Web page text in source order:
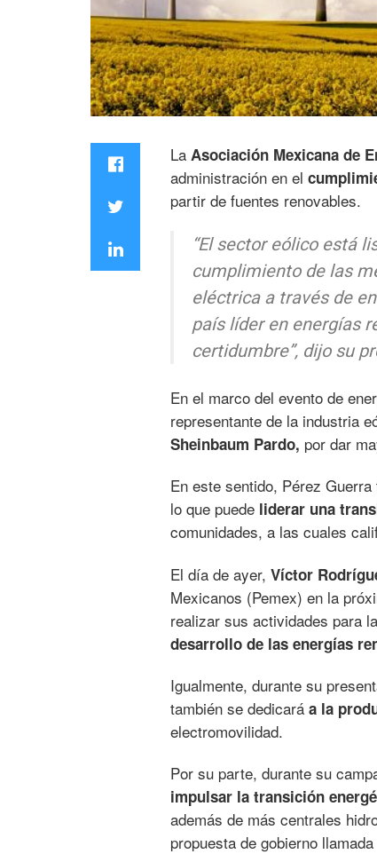
La Asociación Mexicana de
administración en el
partir de fuentes renovables.
“El sector eólico está
cumplimiento de las
eléctrica a través de
país líder en energías
certidumbre”, dijo su
En el marco del evento de
representante de la industria
Sheinbaum Pardo, por dar
En este sentido, Pérez
lo que puede liderar una
comunidades, a las cuales
El día de ayer, Víctor
Mexicanos (Pemex) en la
realizar sus actividades para
desarrollo de las energías
Igualmente, durante su
también se dedicará a la
electromovilidad.
Por su parte, durante su
impulsar la transición
además de más centrales
propuesta de gobierno llamada